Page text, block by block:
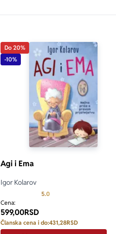
Do 20%
-10%
Agi i Ema
Igor Kolarov
5.0
Cena:
599,00RSD
Članska cena i do:431,28RSD